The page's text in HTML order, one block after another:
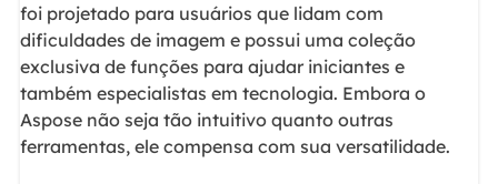
foi projetado para usuários que lidam com
dificuldades de imagem e possui uma coleção
exclusiva de funções para ajudar iniciantes e
também especialistas em tecnologia. Embora o
Aspose não seja tão intuitivo quanto outras
ferramentas, ele compensa com sua versatilidade.